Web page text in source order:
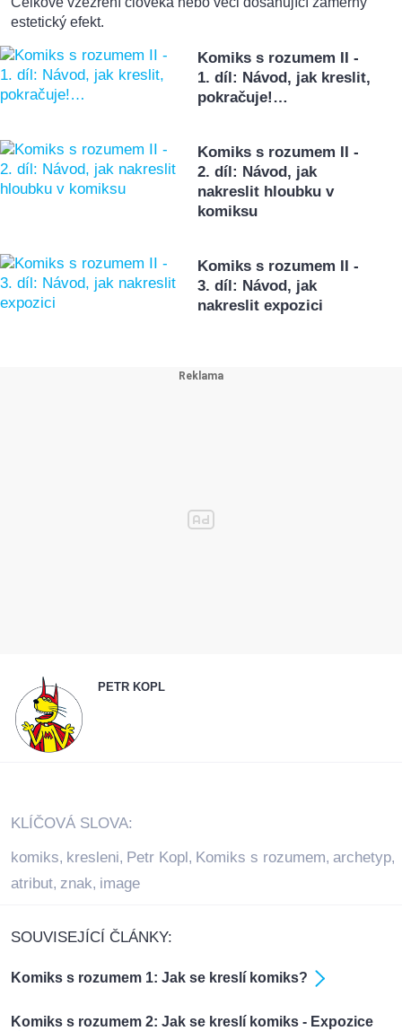
estetický efekt.
Komiks s rozumem II -
1. díl: Návod, jak kreslit,
pokračuje!…
Komiks s rozumem II -
2. díl: Návod, jak
nakreslit hloubku v
komiksu
Komiks s rozumem II -
3. díl: Návod, jak
nakreslit expozici
PETR KOPL
KLÍČOVÁ SLOVA:
komiks, kresleni, Petr Kopl, Komiks s rozumem, archetyp,
atribut, znak, image
SOUVISEJÍCÍ ČLÁNKY:
Komiks s rozumem 1: Jak se kreslí komiks?
Komiks s rozumem 2: Jak se kreslí komiks - Expozice